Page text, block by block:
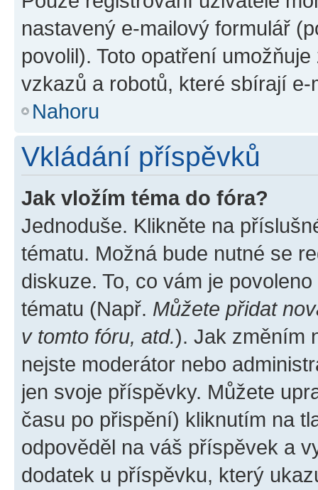
nastavený e-mailový formulář
povolil). Toto opatření
vzkazů a robotů, které sbírají e-
Nahoru
Vkládání příspěvků
Jak vložím téma do fóra?
Jednoduše. Klikněte na
tématu. Možná bude nutné se
diskuze. To, co vám je
tématu (Např. Můžete přidat
v tomto fóru, atd.). Jak změním
nejste moderátor nebo
jen svoje příspěvky. Můžete
času po přispění) kliknutím na
odpověděl na váš příspěvek a
dodatek u příspěvku, který